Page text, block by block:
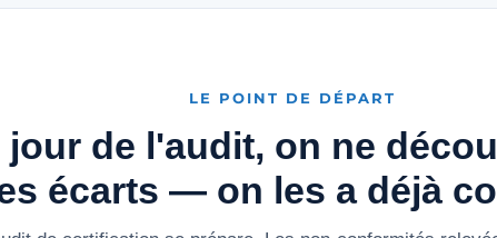
LE POINT DE DÉPART
jour de l'audit, on ne
écarts — on les a déjà